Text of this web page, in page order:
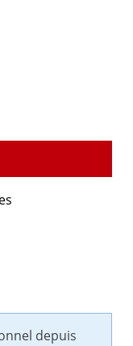
depuis